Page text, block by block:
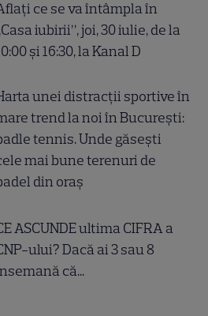
ce se va întâmpla în
iubirii”, joi, 30 iulie, de la
și 16:30, la Kanal D
unei distracții sportive în
trend la noi în București:
tennis. Unde găsești
mai bune terenuri de
din oraș
ASCUNDE ultima CIFRA a
ului? Dacă ai 3 sau 8
că...